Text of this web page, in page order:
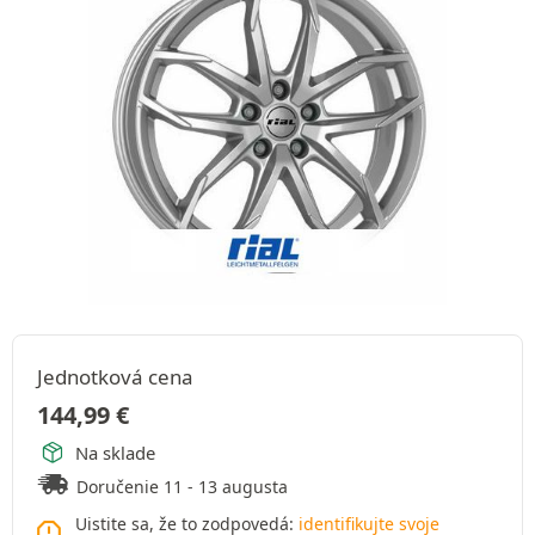
Jednotková cena
144,99€
Na sklade
Doručenie 11 - 13 augusta
Uistite sa, že to zodpovedá: identifikujte svoje